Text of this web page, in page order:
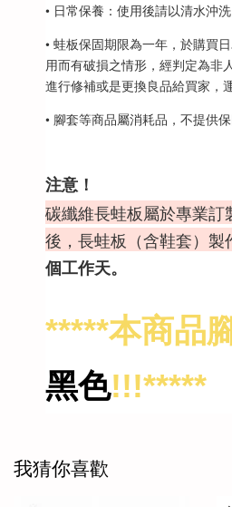
• 日常保養：使用後請以清水沖
• 蛙板保固期限為一年，於購買
用而有破損之情形，經判定為非
進行修補或是更換良品給買家，
• 腳套等商品屬消耗品，不提供保
注意！
碳纖維長蛙板屬於專業訂
後，長蛙板（含鞋套）製
個工作天。
*****本商品
黑色!!!*****
我猜你喜歡